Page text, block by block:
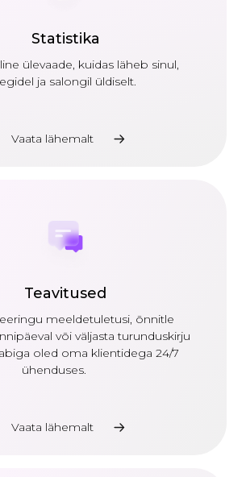
Statistika
ülevaade, kuidas läheb sinul,
ja salongil üldiselt.
Vaata lähemalt
Teavitused
meeldetuletusi, õnnitle
või väljasta turunduskirju
abiga oled oma klientidega 24/7
ühenduses.
Vaata lähemalt